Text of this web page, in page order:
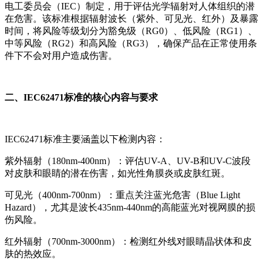
电工委员会（IEC）制定，用于评估光学辐射对人体组织的潜
在危害。该标准根据辐射波长（紫外、可见光、红外）及暴露
时间，将风险等级划分为豁免级（RG0）、低风险（RG1）、
中等风险（RG2）和高风险（RG3），确保产品在正常使用条
件下不会对用户造成伤害。
二、IEC62471标准的核心内容与要求
IEC62471标准主要涵盖以下检测内容：
紫外辐射（180nm-400nm）：评估UV-A、UV-B和UV-C波段
对皮肤和眼睛的潜在伤害，如光性角膜炎或皮肤红斑。
可见光（400nm-700nm）：重点关注蓝光危害（Blue Light
Hazard），尤其是波长435nm-440nm的高能蓝光对视网膜的损
伤风险。
红外辐射（700nm-3000nm）：检测红外线对眼睛晶状体和皮
肤的热效应。